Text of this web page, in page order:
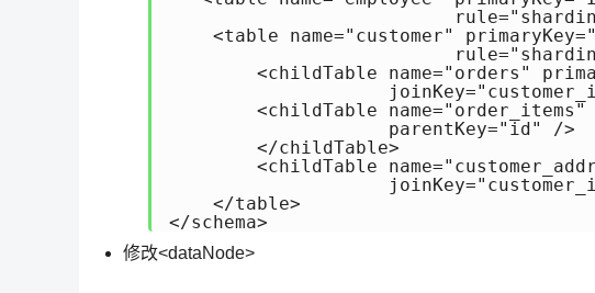
<table name="customer"
<childTable name="orders"
<childTable name="order_items"
                    parentKey="id" />
        </childTable>
<childTable
    </table>
</schema>
修改<dataNode>